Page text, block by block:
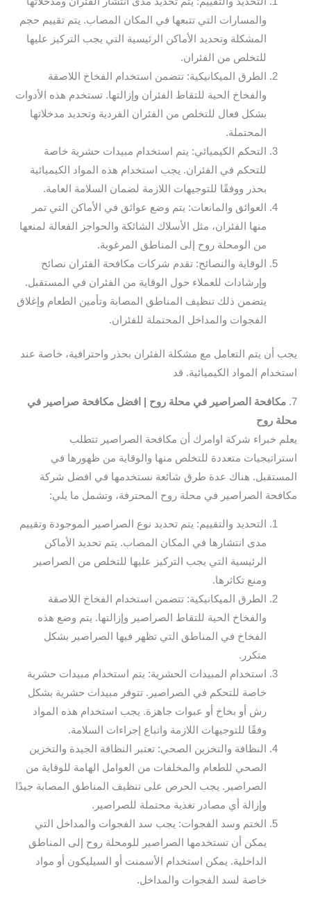
والمسارات التي تتبعها في المكان المصاب. يتم تقييم حجم
المشكلة وتحديد الأماكن الرئيسية التي يجب التركيز عليها
للتخلص من الفئران.
الطرق الميكانيكية: تتضمن استخدام الفخاخ اللاصقة
والفخاخ الحية للتقاط الفئران وإزالتها. تستخدم هذه الأدوات
بشكل فعال للتخلص من الفئران الفردية وتحديد مدخلاتها
المحتملة.
التحكم الكيميائي: يتم استخدام مبيدات حشرية خاصة
للتحكم في الفئران. يجب استخدام هذه المواد الكيميائية
بحذر ووفقًا للتوجيهات اللازمة لضمان السلامة العامة.
العوائق والمانعات: يتم وضع عوائق في الأماكن التي تمر
منها الفئران، مثل الأسلاك الشائكة والحواجز الفعالة لمنعها
من الومحلة روح إلى المناطق المرغوبة.
الوقاية والنصائح: تقدم شركات مكافحة الفئران نصائح
وإرشادات للعملاء حول الوقاية من الفئران في المستقبل.
يتضمن ذلك تنظيف المناطق المصابة وتأمين الطعام وإغلاق
الفجوات والمداخل المحتملة للفئران.
يجب أن يتم التعامل مع مشكلة الفئران بحذر واحترافية، خاصة عند
استخدام المواد الكيميائية. قد
7. مكافحة الصراصير في محلة روح | افضل مكافحة صراصير في
محلة روح
يعلم خبراء شركة اوامرك أن مكافحة الصراصير تتطلب
استراتيجيات متعددة للتخلص منها والوقاية من ظهورها في
المستقبل. هناك عدة طرق شائعة نستخدمها في افضل شركة
مكافحة الصراصير في محلة روح المحترفة، وتشمل ما يلي:
التحديد والتقييم: يتم تحديد نوع الصراصير الموجودة وتقييم
مدى انتشارها في المكان المصاب. يتم تحديد الأماكن
الرئيسية التي يجب التركيز عليها للتخلص من الصراصير
ومنع تكاثرها.
الطرق الميكانيكية: تتضمن استخدام الفخاخ اللاصقة
والفخاخ الحية للتقاط الصراصير وإزالتها. يتم وضع هذه
الفخاخ في المناطق التي تظهر فيها الصراصير بشكل
متكرر.
استخدام المبيدات الحشرية: يتم استخدام مبيدات حشرية
خاصة للتحكم في الصراصير. تتوفر مبيدات حشرية بشكل
رش أو بخاخ أو عبوات جاهزة. يجب استخدام هذه المواد
وفقًا للتوجيهات اللازمة واتباع إجراءات السلامة.
النظافة والتخزين الصحي: تعتبر النظافة الجيدة والتخزين
الصحي للطعام والمخلفات من العوامل الهامة للوقاية من
الصراصير. يجب الحرص على تنظيف المناطق المصابة جيدًا
وإزالة أي مصادر تغذية محتملة للصراصير.
الختم وسد الفجوات: يجب سد الفجوات والمداخل التي
يمكن أن تستخدمها الصراصير للومحلة روح إلى المناطق
الداخلية. يمكن استخدام الأسمنت أو السيليكون أو مواد
خاصة لسد الفجوات والمداخل.